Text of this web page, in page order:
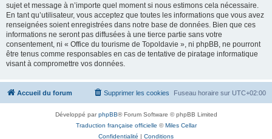
sujet et message à n’importe quel moment si nous estimons cela nécessaire.
En tant qu’utilisateur, vous acceptez que toutes les informations que vous avez
renseignées soient enregistrées dans notre base de données. Bien que ces
informations ne seront pas diffusées à une tierce partie sans votre
consentement, ni « Office du tourisme de Topoldavie », ni phpBB, ne pourront
être tenus comme responsables en cas de tentative de piratage informatique
visant à compromettre vos données.
Accueil du forum Fuseau horaire sur UTC+02:00
Supprimer les cookies
Développé parphpBB® Forum Software © phpBB Limited
Traduction française officielle ©Miles Cellar
Confidentialité | Conditions